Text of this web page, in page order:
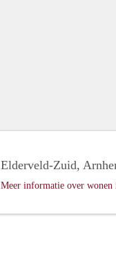
Elderveld-Zuid,
Meer informatie over